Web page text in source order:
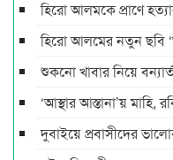
হিরো আলমকে প্রাণে
হিরো আলমের নতুন ছবি
শুকনো খাবার নিয়ে
‘আস্থার আস্তানা’য় মাহি,
দুবাইয়ে প্রবাসীদের